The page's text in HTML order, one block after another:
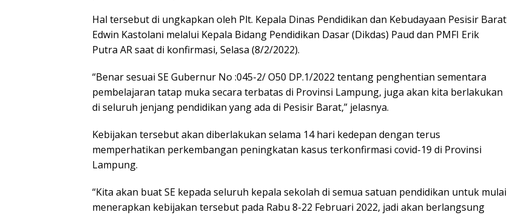
Hal tersebut di ungkapkan oleh Plt. Kepala Dinas Pendidikan dan Kebudayaan Pesisir Barat
Edwin Kastolani melalui Kepala Bidang Pendidikan Dasar (Dikdas) Paud dan PMFI Erik
Putra AR saat di konfirmasi, Selasa (8/2/2022).
“Benar sesuai SE Gubernur No :045-2/ O50 DP.1/2022 tentang penghentian sementara
pembelajaran tatap muka secara terbatas di Provinsi Lampung, juga akan kita berlakukan
di seluruh jenjang pendidikan yang ada di Pesisir Barat,” jelasnya.
Kebijakan tersebut akan diberlakukan selama 14 hari kedepan dengan terus
memperhatikan perkembangan peningkatan kasus terkonfirmasi covid-19 di Provinsi
Lampung.
“Kita akan buat SE kepada seluruh kepala sekolah di semua satuan pendidikan untuk mulai
menerapkan kebijakan tersebut pada Rabu 8-22 Februari 2022, jadi akan berlangsung